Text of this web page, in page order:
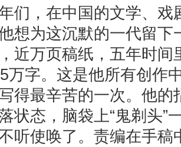
们，在中国的文学、戏
想为这沉默的一代
近万页稿纸，五年时间
万字。这是他所有创作
得最辛苦的一次。他的
状态，脑袋上“鬼剃头”
听使唤了。责编在手稿